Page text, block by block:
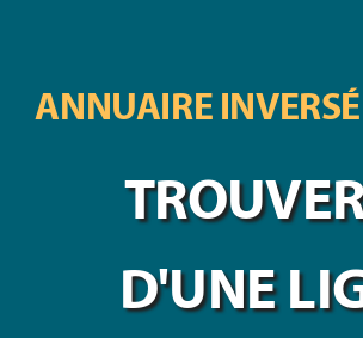
ANNUAIRE
D'UNE